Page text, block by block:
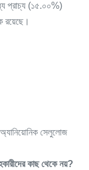
প্রাচ্য (১৫.০০%)
রয়েছে।
অ্যানিয়োনিক সেলুলোজ
কাছ থেকে নয়?